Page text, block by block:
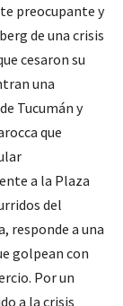
preocupante y
de una crisis
cesaron su
una
Tucumán y
que
a la Plaza
del
responde a una
golpean con
Por un
a la crisis